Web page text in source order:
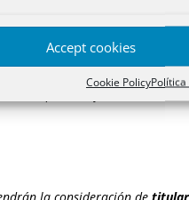
Accept cookies
Cookie Policy
no exista una persona
persona jurídica, o que por
el consejero
una persona jurídica, se
la consideración de